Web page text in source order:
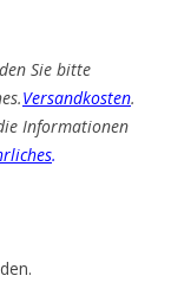
Sie bitte
Versandkosten.
Informationen
.